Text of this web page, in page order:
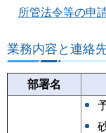
所管法令等の申
業務内容と連絡
部署名